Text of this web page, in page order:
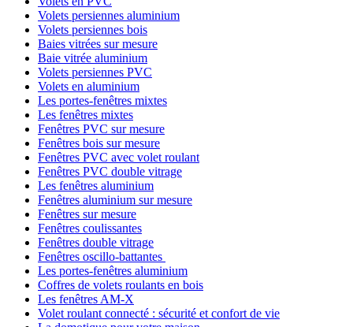
Volets persiennes aluminium
Volets persiennes bois
Baies vitrées sur mesure
Baie vitrée aluminium
Volets persiennes PVC
Volets en aluminium
Les portes-fenêtres mixtes
Les fenêtres mixtes
Fenêtres PVC sur mesure
Fenêtres bois sur mesure
Fenêtres PVC avec volet roulant
Fenêtres PVC double vitrage
Les fenêtres aluminium
Fenêtres aluminium sur mesure
Fenêtres sur mesure
Fenêtres coulissantes
Fenêtres double vitrage
Fenêtres oscillo-battantes
Les portes-fenêtres aluminium
Coffres de volets roulants en bois
Les fenêtres AM-X
Volet roulant connecté : sécurité et confort de vie